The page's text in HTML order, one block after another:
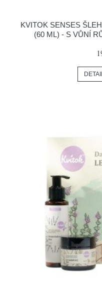
KVITOK SENSES
(60 ML) - S VŮNÍ